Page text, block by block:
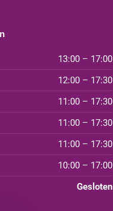
13:00 – 17:00
12:00 – 17:30
11:00 – 17:30
11:00 – 17:30
11:00 – 17:30
10:00 – 17:00
Gesloten